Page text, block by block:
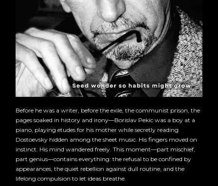
Before he was a writer, before the exile, the communist prison, the
pages soaked in history and irony—Borislav Pekic was a boy at a
piano, playing etudes for his mother while secretly reading
Dostoevsky hidden among the sheet music. His fingers moved on
instinct. His mind wandered freely. This moment—part mischief,
part genius—contains everything: the refusal to be confined by
appearances, the quiet rebellion against dull routine, and the
lifelong compulsion to let ideas breathe.